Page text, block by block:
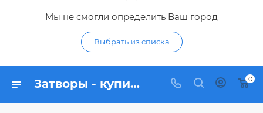
Мы не смогли определить Ваш город
Выбрать из списка
Затворы - купить в Курске | затворы по низким ценам с доставкой в интернет-магазине Гидропромтехника 0